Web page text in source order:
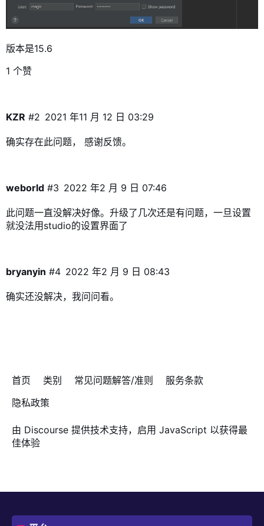
版本是15.6
1 个赞
KZR 2021 年11 月 12 日 03:29
#2
确实存在此问题， 感谢反馈。
weborld 2022 年2 月 9 日 07:46
#3
此问题一直没解决好像。升级了几次还是有问题，一旦设置
就没法用studio的设置界面了
bryanyin 2022 年2 月 9 日 08:43
#4
确实还没解决，我问问看。
首页 类别 常见问题解答/准则
服务条款
隐私政策
由 Discourse 提供技术支持，启用 JavaScript 以获得最
佳体验